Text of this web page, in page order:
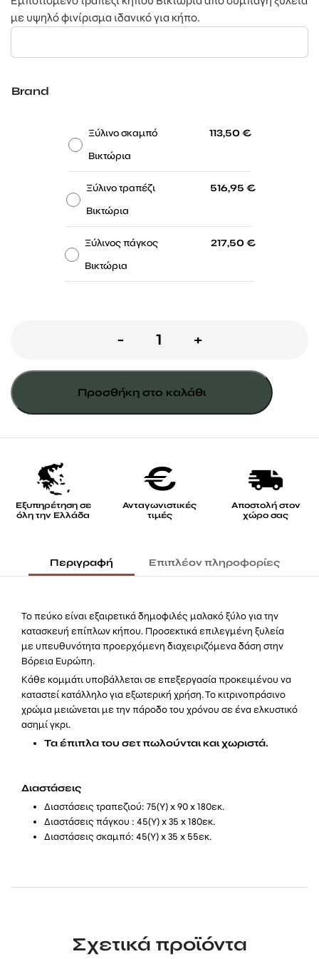
με υψηλό φινίρισμα ιδανικό για κήπο.
Brand
Ξύλινο σκαμπό
Βικτώρια
113,50€
Ξύλινο τραπέζι
Βικτώρια
516,95 €
Ξύλινος πάγκος
Βικτώρια
217,50€
-
ΕΠΙΠΛΑ
ΒΙΚΤΩΡΙΑ
ποσότητα
+
Προσθήκη στο καλάθι
Εξυπηρέτηση σε
όλη την Ελλάδα
Ανταγωνιστικές
τιμές
Αποστολή στον
χώρο σας
Περιγραφή Επιπλέον πληροφορίες
Το πεύκο είναι εξαιρετικά δημοφιλές μαλακό ξύλο για την
κατασκευή επίπλων κήπου. Προσεκτικά επιλεγμένη ξυλεία
με υπευθυνότητα προερχόμενη διαχειριζόμενα δάση στην
Βόρεια Ευρώπη.
Κάθε κομμάτι υποβάλλεται σε επεξεργασία προκειμένου να
καταστεί κατάλληλο για εξωτερική χρήση. Το κιτρινοπράσινο
χρώμα μειώνεται με την πάροδο του χρόνου σε ένα ελκυστικό
ασημί γκρι.
Τα έπιπλα του σετ πωλούνται και χωριστά.
Διαστάσεις
Διαστάσεις τραπεζιού: 75(Υ) x 90 x 180εκ.
Διαστάσεις πάγκου : 45(Υ) x 35 x 180εκ.
Διαστάσεις σκαμπό: 45(Υ) x 35 x 55εκ.
Σχετικά προϊόντα